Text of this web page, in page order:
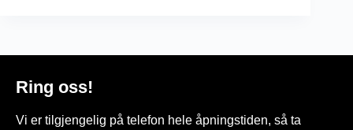
Ring oss!
Vi er tilgjengelig på telefon hele åpningstiden, så ta